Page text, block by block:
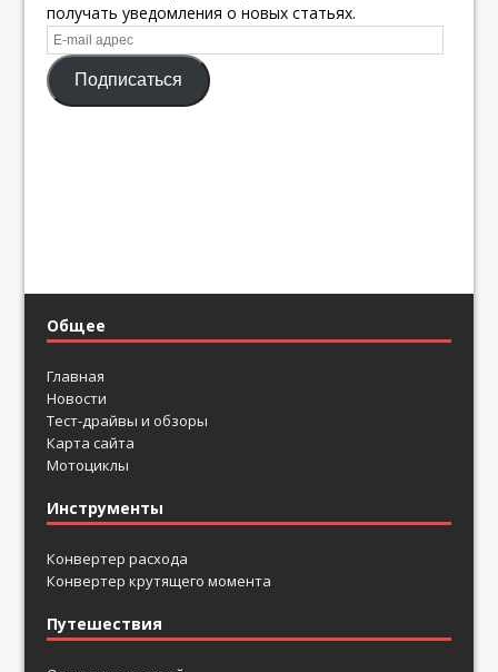
получать уведомления о новых статьях.
E-
mail
адресПодписаться
Общее
Главная
Новости
Тест-драйвы и обзоры
Карта сайта
Мотоциклы
Инструменты
Конвертер расхода
Конвертер крутящего момента
Путешествия